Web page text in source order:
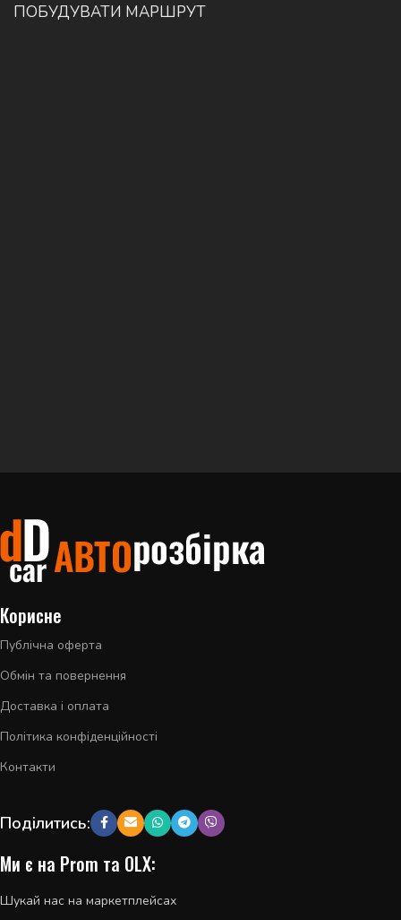
ПОБУДУВАТИ МАРШРУТ
Корисне
Публічна оферта
Обмін та повернення
Доставка і оплата
Політика конфіденційності
Контакти
Поділитись:
Ми є на Prom та OLX:
Шукай нас на маркетплейсах